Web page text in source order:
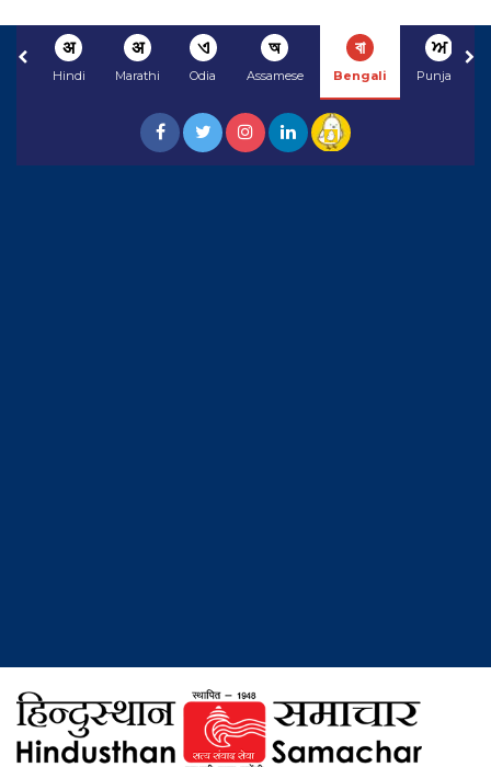
अ
Hindi
अ
Marathi
ଏ
Odia
অ
Assamese
বা
Bengali
ਅ
Punjabi